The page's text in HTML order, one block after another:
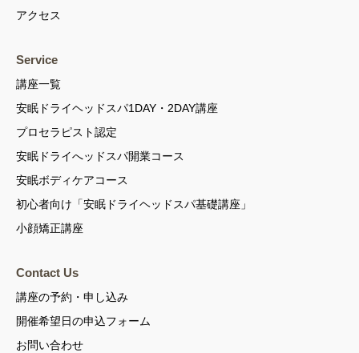
アクセス
Service
講座一覧
安眠ドライヘッドスパ1DAY・2DAY講座
プロセラピスト認定
安眠ドライへッドスパ開業コース
安眠ボディケアコース
初心者向け「安眠ドライヘッドスパ基礎講座」
小顔矯正講座
Contact Us
講座の予約・申し込み
開催希望日の申込フォーム
お問い合わせ